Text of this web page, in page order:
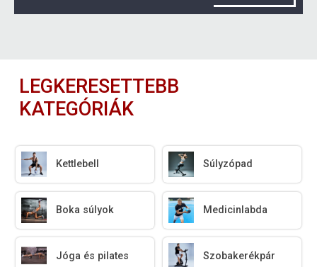
LEGKERESETTEBB
KATEGÓRIÁK
Kettlebell Súlyzópad
Boka súlyok Medicinlabda
Jóga és pilates Szobakerékpár